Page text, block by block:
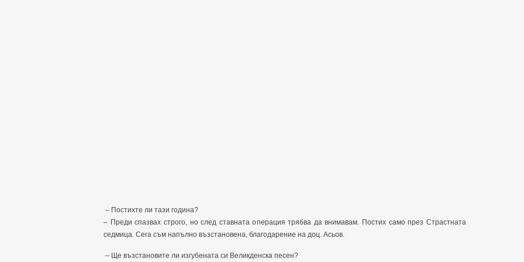
– Постихте ли тази година?
– Преди спазвах строго, но след ставната операция трябва да внимавам. Постих само през Страстната
седмица. Сега съм напълно възстановена, благодарение на доц. Асьов.
– Ще възстановите ли изгубената си Великденска песен?